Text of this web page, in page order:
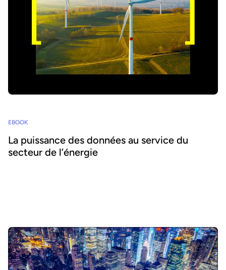
EBOOK
La puissance des données au service du
secteur de l’énergie
suppose de se concentrer sur les data products et sur des data
marketplaces intuitives en libre-service. Cet ebook présente les
avantages en termes de retour sur investissement (ROI) des data